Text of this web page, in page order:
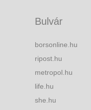
Bulvár
borsonline.hu
ripost.hu
metropol.hu
life.hu
she.hu